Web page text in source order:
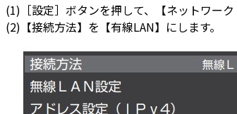
(1)［設定］ボタンを押して、【ネットワー
(2)【接続方法】を【有線LAN】にします。